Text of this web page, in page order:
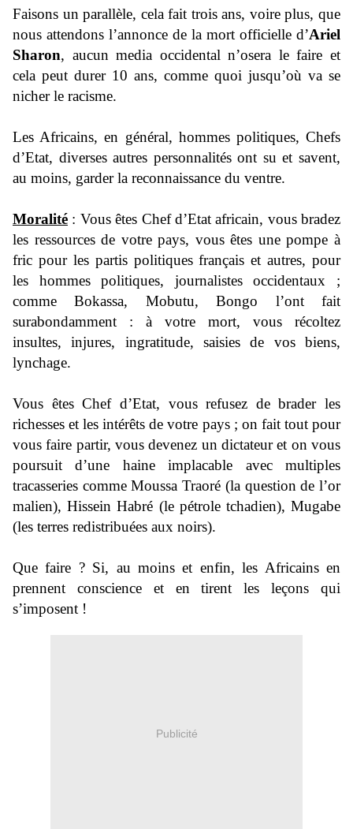
Faisons un parallèle, cela fait trois ans, voire plus, que
nous attendons l’annonce de la mort officielle d’Ariel
Sharon, aucun media occidental n’osera le faire et
cela peut durer 10 ans, comme quoi jusqu’où va se
nicher le racisme.
Les Africains, en général, hommes politiques, Chefs
d’Etat, diverses autres personnalités ont su et savent,
au moins, garder la reconnaissance du ventre.
Moralité : Vous êtes Chef d’Etat africain, vous bradez
les ressources de votre pays, vous êtes une pompe à
fric pour les partis politiques français et autres, pour
les hommes politiques, journalistes occidentaux ;
comme Bokassa, Mobutu, Bongo l’ont fait
surabondamment : à votre mort, vous récoltez
insultes, injures, ingratitude, saisies de vos biens,
lynchage.
Vous êtes Chef d’Etat, vous refusez de brader les
richesses et les intérêts de votre pays ; on fait tout pour
vous faire partir, vous devenez un dictateur et on vous
poursuit d’une haine implacable avec multiples
tracasseries comme Moussa Traoré (la question de l’or
malien), Hissein Habré (le pétrole tchadien), Mugabe
(les terres redistribuées aux noirs).
Que faire ? Si, au moins et enfin, les Africains en
prennent conscience et en tirent les leçons qui
s’imposent !
Publicité